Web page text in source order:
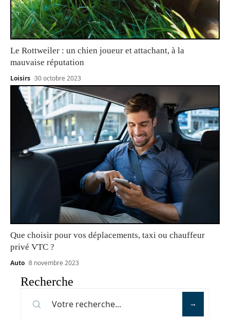
Le Rottweiler : un chien joueur et attachant, à la
mauvaise réputation
Loisirs 30 octobre 2023
Que choisir pour vos déplacements, taxi ou chauffeur
privé VTC ?
Auto 8 novembre 2023
Recherche